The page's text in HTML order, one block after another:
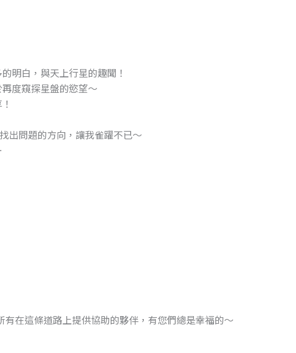
明白，與天上行星的趣聞！
度窺探星盤的慾望～
出問題的方向，讓我雀躍不已～
有在這條道路上提供協助的夥伴，有您們總是幸福的～